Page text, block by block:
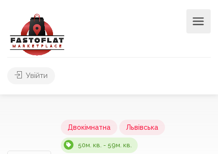
Увійти
Двокімнатна Львівська
50м. кв. - 59м. кв.